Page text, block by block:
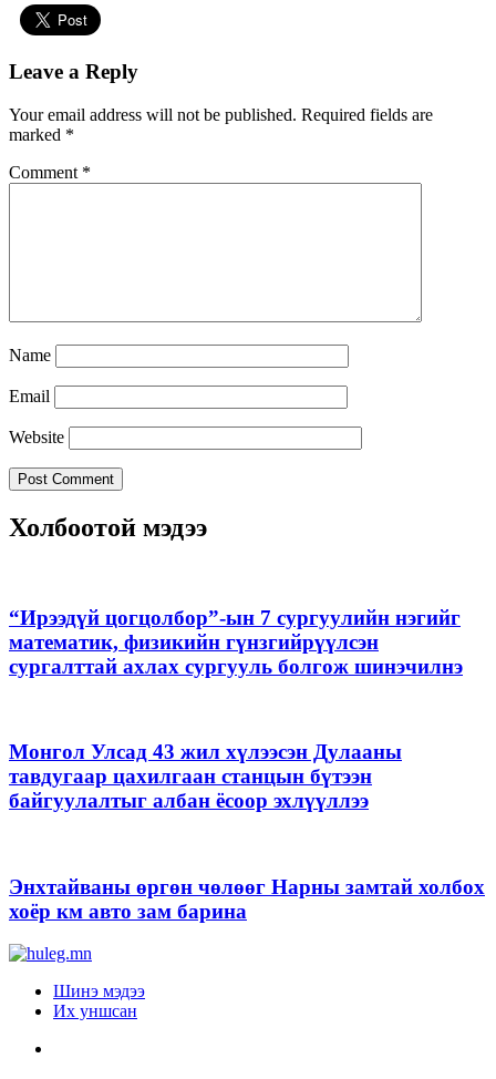
Leave a Reply
Your email address will not be published. Required fields are
marked *
Comment *
Name
Email
Website
Холбоотой мэдээ
“Ирээдүй цогцолбор”-ын 7 сургуулийн нэгийг
математик, физикийн гүнзгийрүүлсэн
сургалттай ахлах сургууль болгож шинэчилнэ
Монгол Улсад 43 жил хүлээсэн Дулааны
тавдугаар цахилгаан станцын бүтээн
байгуулалтыг албан ёсоор эхлүүллээ
Энхтайваны өргөн чөлөөг Нарны замтай холбох
хоёр км авто зам барина
Шинэ мэдээ
Их уншсан